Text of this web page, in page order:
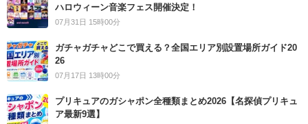
ハロウィーン音楽フェス開催決定！
07月31日 15時00分
ガチャガチャどこで買える？全国エリア別設置場所ガイド20
26
07月17日 13時00分
プリキュアのガシャポン全種類まとめ2026【名探偵プリキュ
ア最新9選】